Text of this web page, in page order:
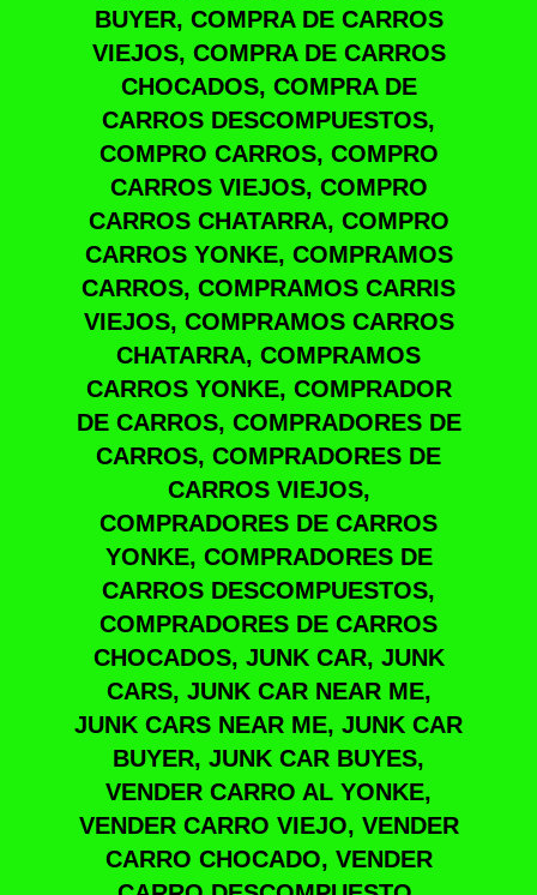
BUYER, COMPRA DE CARROS
VIEJOS, COMPRA DE CARROS
CHOCADOS, COMPRA DE
CARROS DESCOMPUESTOS,
COMPRO CARROS, COMPRO
CARROS VIEJOS, COMPRO
CARROS CHATARRA, COMPRO
CARROS YONKE, COMPRAMOS
CARROS, COMPRAMOS CARRIS
VIEJOS, COMPRAMOS CARROS
CHATARRA, COMPRAMOS
CARROS YONKE, COMPRADOR
DE CARROS, COMPRADORES DE
CARROS, COMPRADORES DE
CARROS VIEJOS,
COMPRADORES DE CARROS
YONKE, COMPRADORES DE
CARROS DESCOMPUESTOS,
COMPRADORES DE CARROS
CHOCADOS, JUNK CAR, JUNK
CARS, JUNK CAR NEAR ME,
JUNK CARS NEAR ME, JUNK CAR
BUYER, JUNK CAR BUYES,
VENDER CARRO AL YONKE,
VENDER CARRO VIEJO, VENDER
CARRO CHOCADO, VENDER